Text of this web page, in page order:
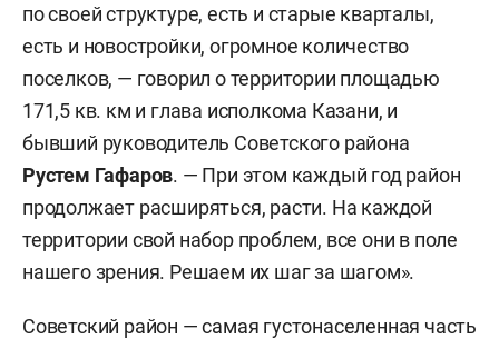
по своей структуре, есть и старые кварталы,
есть и новостройки, огромное количество
поселков, — говорил о территории площадью
171,5 кв. км и глава исполкома Казани, и
бывший руководитель Советского района
Рустем Гафаров. — При этом каждый год район
продолжает расширяться, расти. На каждой
территории свой набор проблем, все они в поле
нашего зрения. Решаем их шаг за шагом».
Советский район — самая густонаселенная часть